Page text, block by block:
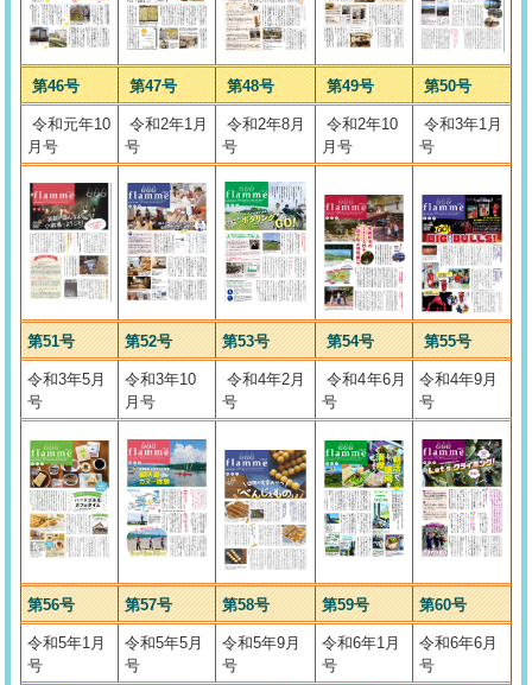
第46号 第47号 第48号 第49号 第50号
令和元年10
月号
令和2年1月
号
令和2年8月
号
令和2年10
月号
令和3年1月
号
第51号 第52号 第53号 第54号 第55号
令和3年5月
号
令和3年10
月号
令和4年2月
号
令和4年6月
号
令和4年9月
号
第56号 第57号 第58号 第59号 第60号
令和5年1月
号
令和5年5月
号
令和5年9月
号
令和6年1月
号
令和6年6月
号